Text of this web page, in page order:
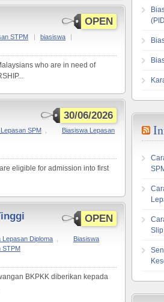
OPEN
STPM | biasiswa
|
who are in need of
30/06/2026
SPM
Biasiswa Lepasan
eligible for admission into first
OPEN
Lepasan Diploma
Biasiswa
STPM
BKPKK diberikan kepada